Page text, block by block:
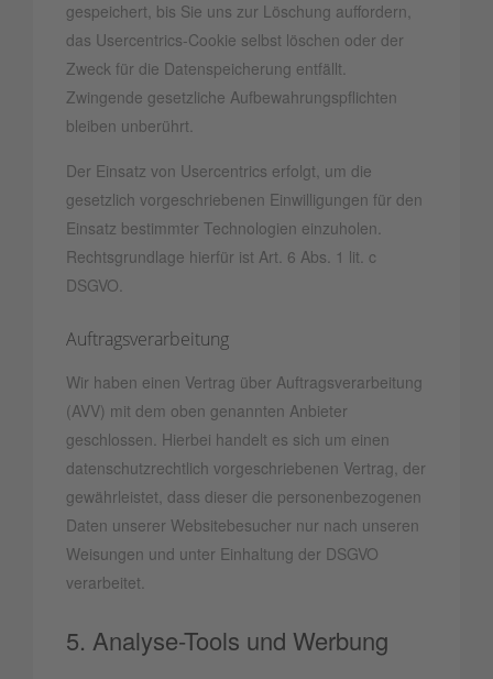
gespeichert, bis Sie uns zur Löschung auffordern,
das Usercentrics-Cookie selbst löschen oder der
Zweck für die Datenspeicherung entfällt.
Zwingende gesetzliche Aufbewahrungspflichten
bleiben unberührt.
Der Einsatz von Usercentrics erfolgt, um die
gesetzlich vorgeschriebenen Einwilligungen für den
Einsatz bestimmter Technologien einzuholen.
Rechtsgrundlage hierfür ist Art. 6 Abs. 1 lit. c
DSGVO.
Auftragsverarbeitung
Wir haben einen Vertrag über Auftragsverarbeitung
(AVV) mit dem oben genannten Anbieter
geschlossen. Hierbei handelt es sich um einen
datenschutzrechtlich vorgeschriebenen Vertrag, der
gewährleistet, dass dieser die personenbezogenen
Daten unserer Websitebesucher nur nach unseren
Weisungen und unter Einhaltung der DSGVO
verarbeitet.
5. Analyse-Tools und Werbung